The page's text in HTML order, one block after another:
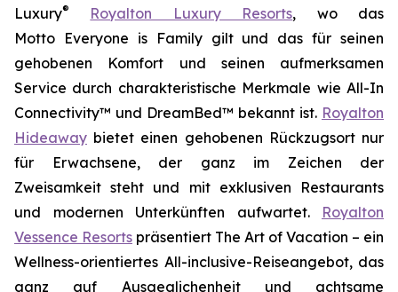
Luxury® Royalton Luxury Resorts, wo das
Motto Everyone is Familygilt und das für seinen
gehobenen Komfort und seinen aufmerksamen
Service durch charakteristische Merkmale wie All-In
Connectivity™ und DreamBed™ bekannt ist. Royalton
Hideaway bietet einen gehobenen Rückzugsort nur
für Erwachsene, der ganz im Zeichen der
Zweisamkeit steht und mit exklusiven Restaurants
und modernen Unterkünften aufwartet. Royalton
Vessence Resorts präsentiert The Art of Vacation – ein
Wellness-orientiertes All-inclusive-Reiseangebot, das
ganz auf Ausgeglichenheit und achtsame